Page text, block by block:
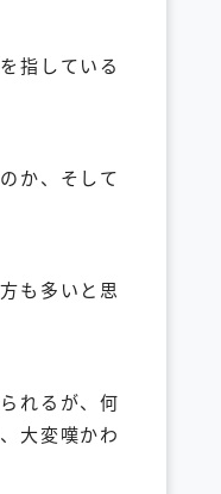
指している
か、そして
も多いと思
れるが、何
大変嘆かわ